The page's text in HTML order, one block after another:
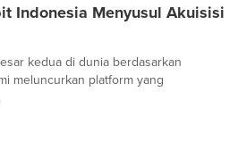
Indonesia Menyusul Akuisisi
kedua di dunia berdasarkan
meluncurkan platform yang